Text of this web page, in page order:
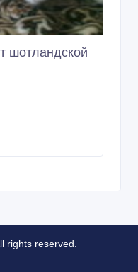
шотландской
rights reserved.